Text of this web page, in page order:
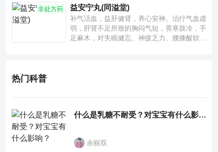
非处方药 益安宁丸(同溢堂)
补气活血，益肝健肾，养心安神。治疗气血虚
弱，肝肾不足所致的胸闷气短，畏寒肢冷，手
足麻木，对失眠健忘、神疲乏力、腰膝酸软也
热门科普
什么是乳糖不耐受？对宝宝有什么影响？
余丽双